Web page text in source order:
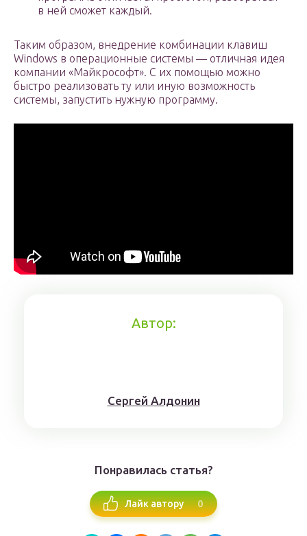
в ней сможет каждый.
Таким образом, внедрение комбинации клавиш
Windows в операционные системы — отличная идея
компании «Майкрософт». С их помощью можно
быстро реализовать ту или иную возможность
системы, запустить нужную программу.
Автор:
Сергей Алдонин
Понравилась статья?
Лайк автору 0